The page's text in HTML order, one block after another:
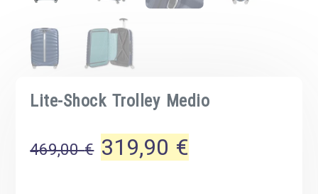
Lite-Shock Trolley Medio
469,00€ Il
319,90 €